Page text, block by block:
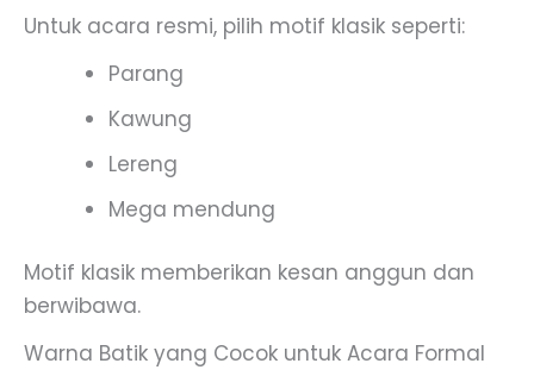
Untuk acara resmi, pilih motif klasik seperti:
Parang
Kawung
Lereng
Mega mendung
Motif klasik memberikan kesan anggun dan
berwibawa.
Warna Batik yang Cocok untuk Acara Formal